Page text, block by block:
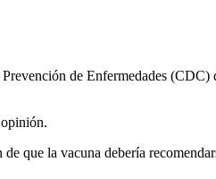
de Enfermedades
que la vacuna debería